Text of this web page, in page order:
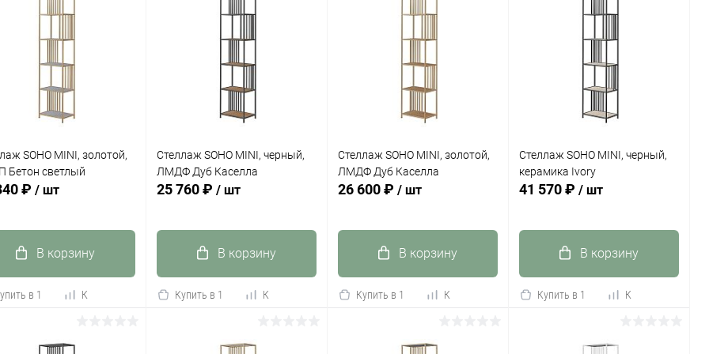
SOHO MINI, золотой,
Бетон светлый
₽ / шт
В корзину
в 1
К
сравнению
Стеллаж SOHO MINI, черный,
ЛМДФ Дуб Каселла
25 760 ₽ / шт
В корзину
Купить в 1
клик
К
сравнению
Стеллаж SOHO MINI, золотой,
ЛМДФ Дуб Каселла
26 600 ₽ / шт
В корзину
Купить в 1
клик
К
сравнению
Стеллаж SOHO MINI, черный,
керамика Ivory
41 570 ₽ / шт
В корзину
Купить в 1
клик
К
сравнению